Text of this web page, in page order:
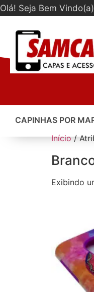
Olá! Seja Bem
CAPINHAS POR
Início/
Exibindo